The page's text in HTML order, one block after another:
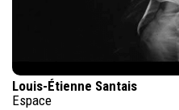
Louis-Étienne Santais
Espace